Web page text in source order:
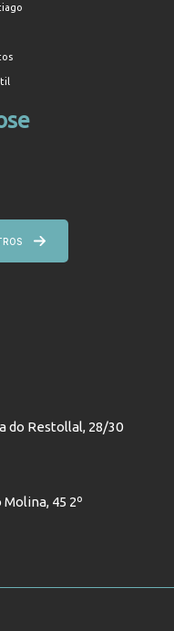
do Restollal, 28/30
45 2º